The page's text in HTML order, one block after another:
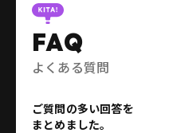
FAQ
よくある質問
ご質問の多い回答を
まとめました。